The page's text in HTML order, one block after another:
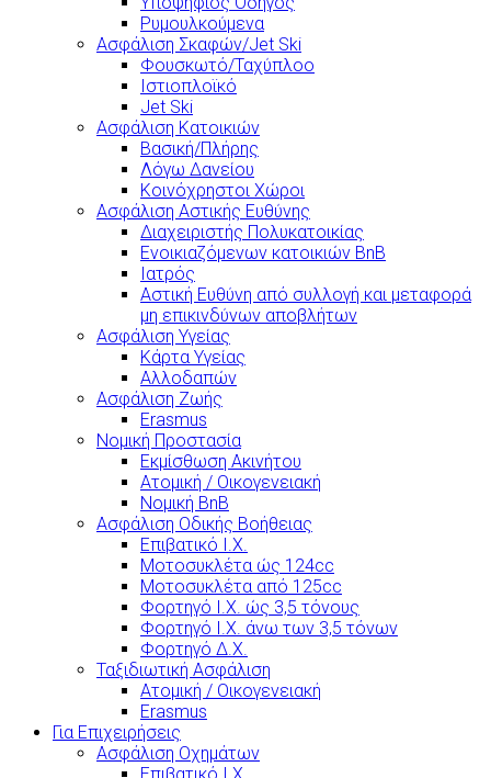
Ρυμουλκούμενα
Ασφάλιση Σκαφών/Jet Ski
Φουσκωτό/Ταχύπλοο
Ιστιοπλοϊκό
Jet Ski
Ασφάλιση Κατοικιών
Βασική/Πλήρης
Λόγω Δανείου
Κοινόχρηστοι Χώροι
Ασφάλιση Αστικής Ευθύνης
Διαχειριστής Πολυκατοικίας
Ενοικιαζόμενων κατοικιών BnB
Ιατρός
Αστική Ευθύνη από συλλογή και μεταφορά
μη επικινδύνων αποβλήτων
Ασφάλιση Υγείας
Κάρτα Υγείας
Αλλοδαπών
Ασφάλιση Ζωής
Erasmus
Νομική Προστασία
Εκμίσθωση Ακινήτου
Ατομική / Οικογενειακή
Νομική BnB
Ασφάλιση Οδικής Βοήθειας
Επιβατικό Ι.Χ.
Μοτοσυκλέτα ώς 124cc
Μοτοσυκλέτα από 125cc
Φορτηγό Ι.Χ. ώς 3,5 τόνους
Φορτηγό Ι.Χ. άνω των 3,5 τόνων
Φορτηγό Δ.Χ.
Ταξιδιωτική Ασφάλιση
Ατομική / Οικογενειακή
Erasmus
Για Επιχειρήσεις
Ασφάλιση Οχημάτων